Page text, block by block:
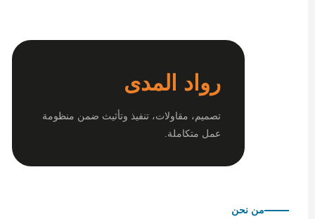
رواد المدى
تصميم، مقاولات، تنفيذ وتأثيث ضمن منظومة
عمل متكاملة.
من نحن